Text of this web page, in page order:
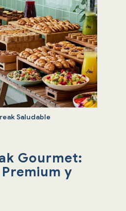
Saludable
Gourmet:
y